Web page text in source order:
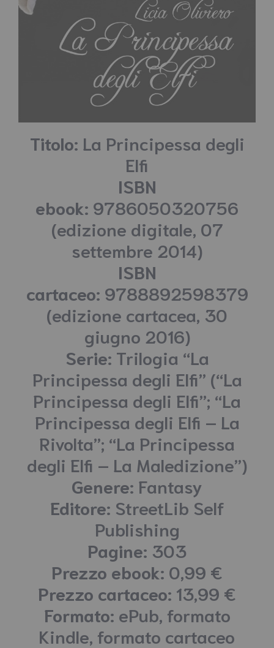
Titolo: La Principessa degli
Elfi
ISBN
ebook: 9786050320756
(edizione digitale, 07
settembre 2014)
ISBN
cartaceo: 9788892598379
(edizione cartacea, 30
giugno 2016)
Serie: Trilogia “La
Principessa degli Elfi” (“La
Principessa degli Elfi”; “La
Principessa degli Elfi – La
Rivolta”; “La Principessa
degli Elfi – La Maledizione”)
Genere: Fantasy
Editore: StreetLib Self
Publishing
Pagine: 303
Prezzo ebook: 0,99 €
Prezzo cartaceo: 13,99 €
Formato: ePub, formato
Kindle, formato cartaceo